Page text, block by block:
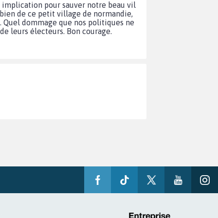
implication pour sauver notre beau vil
de ce petit village de normandie,
dommage que nos politiques ne
leurs électeurs. Bon courage.